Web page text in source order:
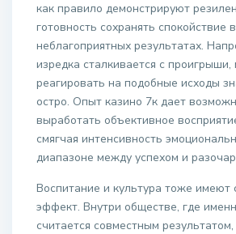
как правило демонстрируют
готовность сохранять спокойствие
неблагоприятных результатах.
изредка сталкивается с проигрыши,
реагировать на подобные исходы
остро. Опыт казино 7к дает
выработать объективное
смягчая интенсивность
диапазоне между успехом и
Воспитание и культура тоже имеют
эффект. Внутри обществе, где
считается совместным